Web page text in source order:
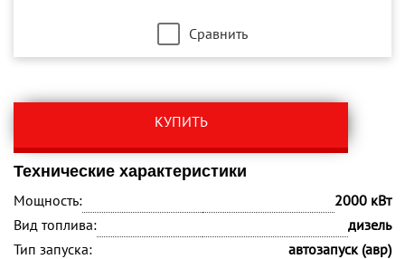
Сравнить
КУПИТЬ
Технические характеристики
Мощность:
2000 кВт
Вид топлива:
дизель
Тип запуска:
автозапуск (авр)